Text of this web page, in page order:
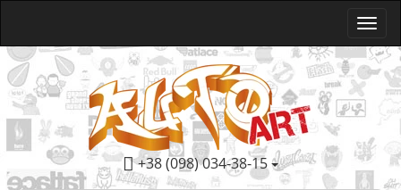
+38 (098) 034-38-15